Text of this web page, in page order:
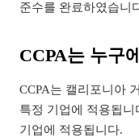
준수를 완료하였습니
CCPA는 누구
CCPA는 캘리포니아
특정 기업에 적용됩
기업에 적용됩니다.